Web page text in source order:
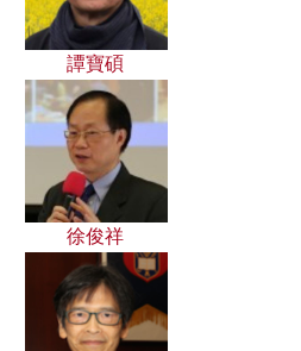
譚寶碩
徐俊祥